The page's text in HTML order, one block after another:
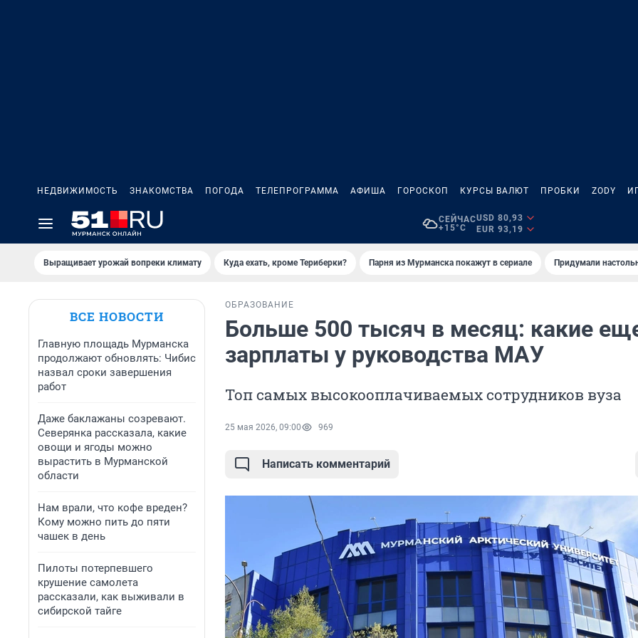
НЕДВИЖИМОСТЬ ЗНАКОМСТВА ПОГОДА ТЕЛЕПРОГРАММА АФИША ГОРОСКОП КУРСЫ ВАЛЮТ ПРОБКИ ZODY
СЕЙЧАС
+15°C
USD 80,93
EUR 93,19
Выращивает урожай вопреки климату Куда ехать, кроме Териберки? Парня из Мурманска покажут в сериале Придумали
ВСЕ НОВОСТИ
Главную площадь Мурманска
продолжают обновлять: Чибис
назвал сроки завершения
работ
Даже баклажаны созревают.
Северянка рассказала, какие
овощи и ягоды можно
вырастить в Мурманской
области
Нам врали, что кофе вреден?
Кому можно пить до пяти
чашек в день
Пилоты потерпевшего
крушение самолета
рассказали, как выживали в
сибирской тайге
ОБРАЗОВАНИЕ
Больше 500 тысяч в месяц: какие
зарплаты у руководства МАУ
Топ самых высокооплачиваемых сотрудников вуза
25 мая 2026, 09:00 969
Написать комментарий